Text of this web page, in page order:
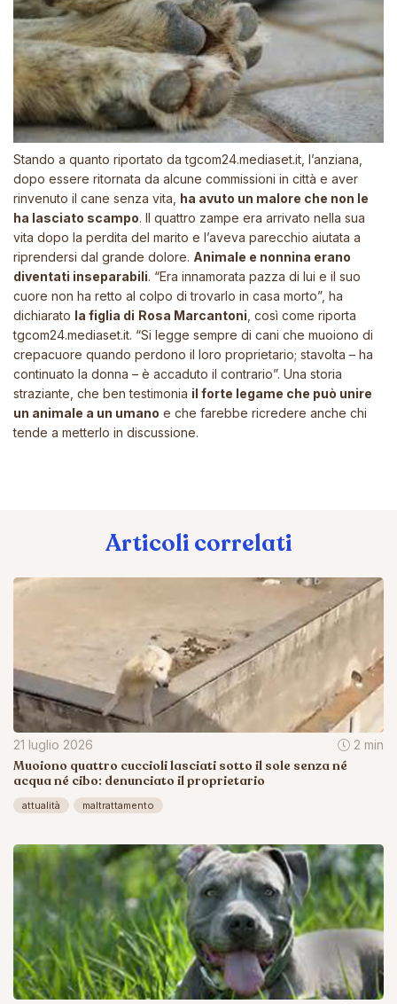
Stando a quanto riportato datgcom24.mediaset.it , l’anziana,
dopo essere ritornata da alcune commissioni in città e aver
rinvenuto il cane senza vita, ha avuto un malore che non le
ha lasciato scampo. Il quattro zampe era arrivato nella sua
vita dopo la perdita del marito e l’aveva parecchio aiutata a
riprendersi dal grande dolore. Animale e nonnina erano
diventati inseparabili. “Era innamorata pazza di lui e il suo
cuore non ha retto al colpo di trovarlo in casa morto”, ha
dichiarato la figlia di Rosa Marcantoni , così come riporta
tgcom24.mediaset.it. “Si legge sempre di cani che muoiono di
crepacuore quando perdono il loro proprietario; stavolta – ha
continuato la donna – è accaduto il contrario”. Una storia
straziante, che ben testimonia il forte legame che può unire
un animale a un umano e che farebbe ricredere anche chi
tende a metterlo in discussione.
Articoli correlati
21 luglio 2026 2 min
Muoiono quattro cuccioli lasciati sotto il sole senza né
acqua né cibo: denunciato il proprietario
attualità maltrattamento